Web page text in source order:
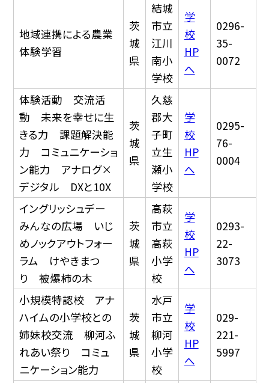
地域連携による農業
体験学習
茨
城
県
結城
市立
江川
南小
学校
学
校
HP
へ
0296-
35-
0072
体験活動 交流活
動 未来を幸せに生
きる力 課題解決能
力 コミュニケーショ
ン能力 アナログ×
デジタル DXと10X
茨
城
県
久慈
郡大
子町
立生
瀬小
学校
学
校
HP
へ
0295-
76-
0004
イングリッシュデー
みんなの広場 いじ
めノックアウトフォー
ラム けやきまつ
り 被爆柿の木
茨
城
県
高萩
市立
高萩
小学
校
学
校
HP
へ
0293-
22-
3073
小規模特認校 アナ
ハイムの小学校との
姉妹校交流 柳河ふ
れあい祭り コミュ
ニケーション能力
茨
城
県
水戸
市立
柳河
小学
校
学
校
HP
へ
029-
221-
5997